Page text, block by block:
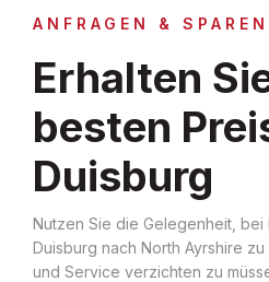
ANFRAGEN & SPAREN
Erhalten
besten
Duisburg
Nutzen Sie die Gelegenheit, bei
Duisburg nach North Ayrshire
und Service verzichten zu